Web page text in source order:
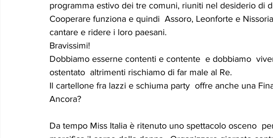
programma estivo dei tre comuni, riuniti nel desiderio di
Cooperare funziona e quindi  Assoro, Leonforte e
cantare e ridere i loro paesani.
Bravissimi!
Dobbiamo esserne contenti e contente  e dobbiamo
ostentato  altrimenti rischiamo di far male al Re.
Il cartellone fra lazzi e schiuma party  offre anche una
Ancora?
Da tempo Miss Italia è ritenuto uno spettacolo osceno